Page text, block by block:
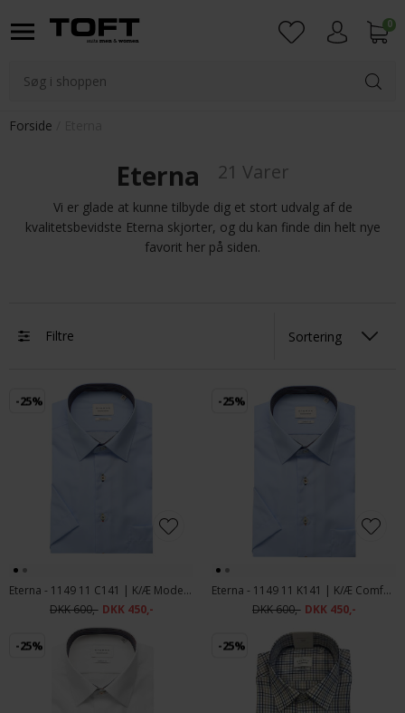
0
Forside
Eterna 21 Varer
Vi er glade at kunne tilbyde dig et stort udvalg af de
kvalitetsbevidste Eterna skjorter, og du kan finde din helt nye
favorit her på siden.
Filtre
-25%
Eterna - 1149 11 C141 | K/Æ Modern Fit Skjorte Blue
DKK 600,- DKK 450,-
-25%
Eterna - 1149 11 K141 | K/Æ Comfort Fit Skjorte Blue
DKK 600,- DKK 450,-
-25% -25%